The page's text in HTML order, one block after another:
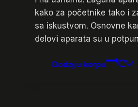
kako za početnike tako i
sa iskustvom. Osnovne
delovi aparata su u
Dodaj u korpu